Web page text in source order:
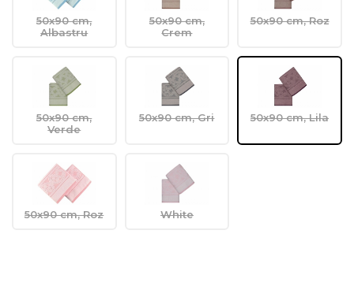
50x90 cm,
Albastru
50x90 cm,
Crem
50x90 cm, Roz
50x90 cm,
Verde
50x90 cm, Gri 50x90 cm, Lila
50x90 cm, Roz White